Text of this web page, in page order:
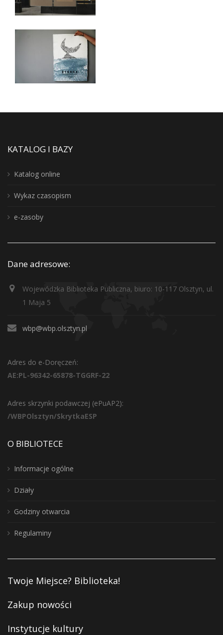
KATALOG I BAZY
Katalog online
Wykaz czasopism
e-zasoby
Dane adresowe:
Wojewódzka Biblioteka Publiczna, biuro: 10-117 Olsztyn, ul.
1 Maja 5
wbp@wbp.olsztyn.pl
Adres do e-Doręczeń:
AE:PL-96342-65878-TGGRF-22
Adres skrzynki podawczej (ePuAP2):
/WBPOlsztyn/SkrytkaESP
O BIBLIOTECE
Informacje ogólne
Działy
Godziny otwarcia
Regulaminy
Twoje Miejsce? Biblioteka!
Zakup nowości
Instytucje kultury